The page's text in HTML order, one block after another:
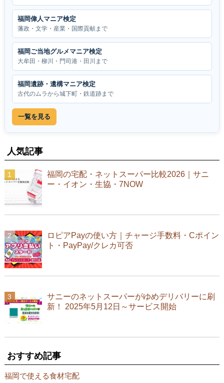
福岡偉人マニア検定
藩政・文学・産業・国際貢献まで
福岡ご当地グルメマニア検定
大牟田・柳川・門司港・田川まで
福岡遺跡・遺構マニア検定
古代のムラから城下町・鉄道跡まで
一覧を見る
人気記事
福岡の宅配・ネットスーパー比較2026｜サニ
ー・イオン・生協・7NOW
ロピアPayの使い方｜チャージ手数料・Cポイン
ト・PayPay/クレカ可否
サニーのネットスーパーがゆめデリバリーに刷
新！ 2025年5月12日～サービス開始
おすすめ記事
福岡で使える食材宅配